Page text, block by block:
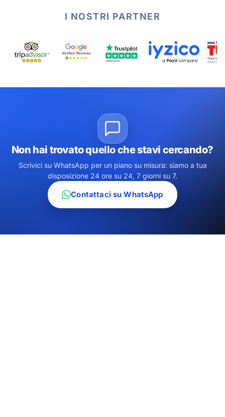
I NOSTRI PARTNER
Non hai trovato quello che stavi cercando?
Scrivici su WhatsApp per un piano su misura: siamo a tua
disposizione 24 ore su 24, 7 giorni su 7.
Contattaci su WhatsApp